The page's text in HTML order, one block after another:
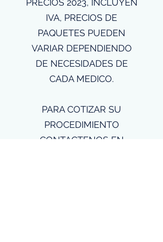
PRECIOS 2023, INCLUYEN
IVA, PRECIOS DE
PAQUETES PUEDEN
VARIAR DEPENDIENDO
DE NECESIDADES DE
CADA MEDICO.
PARA COTIZAR SU
PROCEDIMIENTO
CONTACTENOS EN